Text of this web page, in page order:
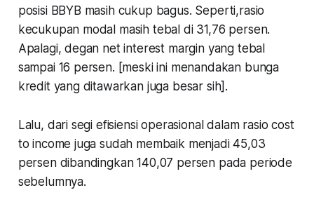
posisi BBYB masih cukup bagus. Seperti,rasio
kecukupan modal masih tebal di 31,76 persen.
Apalagi, degan net interest margin yang tebal
sampai 16 persen. [meski ini menandakan bunga
kredit yang ditawarkan juga besar sih].
Lalu, dari segi efisiensi operasional dalam rasio cost
to income juga sudah membaik menjadi 45,03
persen dibandingkan 140,07 persen pada periode
sebelumnya.